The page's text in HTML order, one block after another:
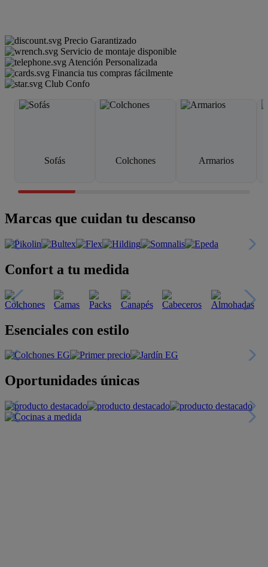
Precio Garantizado
Servicio de montaje disponible
Atención Personalizada
Financia tus compras fácilmente
Club Confo
Sofás Colchones Armarios
Marcas que cuidan tu descanso
Confort a tu medida
Esenciales con estilo
Oportunidades únicas